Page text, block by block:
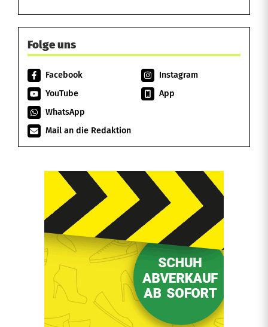
Folge uns
Facebook
Instagram
YouTube
App
WhatsApp
Mail an die Redaktion